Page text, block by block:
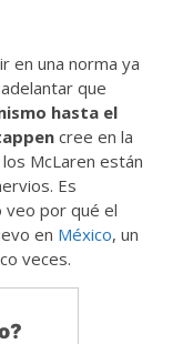
en una norma ya
que
hasta el
cree en la
McLaren están
Es
veo por qué el
en México, un
veces.